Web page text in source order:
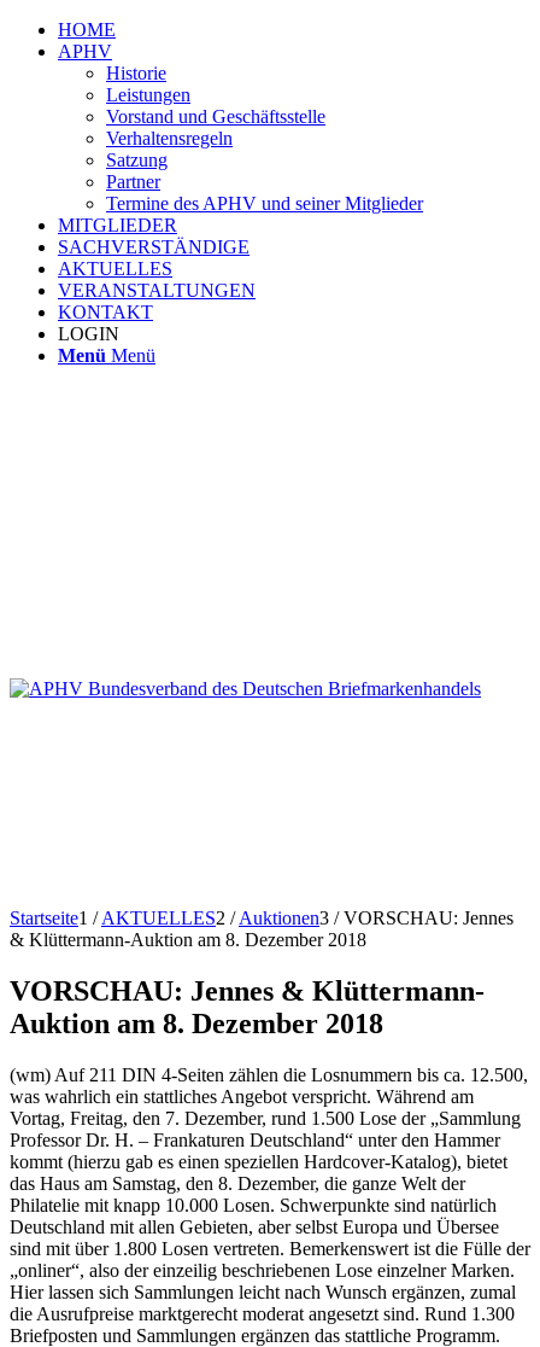
HOME
APHV
Historie
Leistungen
Vorstand und Geschäftsstelle
Verhaltensregeln
Satzung
Partner
Termine des APHV und seiner Mitglieder
MITGLIEDER
SACHVERSTÄNDIGE
AKTUELLES
VERANSTALTUNGEN
KONTAKT
LOGIN
Menü Menü
Startseite1 / AKTUELLES2 / Auktionen3 / VORSCHAU: Jennes
& Klüttermann-Auktion am 8. Dezember 2018
VORSCHAU: Jennes & Klüttermann-
Auktion am 8. Dezember 2018
(wm) Auf 211 DIN 4-Seiten zählen die Losnummern bis ca. 12.500,
was wahrlich ein stattliches Angebot verspricht. Während am
Vortag, Freitag, den 7. Dezember, rund 1.500 Lose der „Sammlung
Professor Dr. H. – Frankaturen Deutschland“ unter den Hammer
kommt (hierzu gab es einen speziellen Hardcover-Katalog), bietet
das Haus am Samstag, den 8. Dezember, die ganze Welt der
Philatelie mit knapp 10.000 Losen. Schwerpunkte sind natürlich
Deutschland mit allen Gebieten, aber selbst Europa und Übersee
sind mit über 1.800 Losen vertreten. Bemerkenswert ist die Fülle der
„onliner“, also der einzeilig beschriebenen Lose einzelner Marken.
Hier lassen sich Sammlungen leicht nach Wunsch ergänzen, zumal
die Ausrufpreise marktgerecht moderat angesetzt sind. Rund 1.300
Briefposten und Sammlungen ergänzen das stattliche Programm.